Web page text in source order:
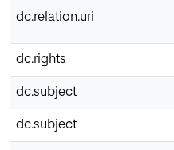
dc.relation.uri
dc.rights
dc.subject
dc.subject